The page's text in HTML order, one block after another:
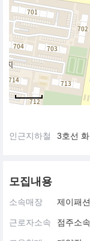
인근지하철 3호선
모집내용
소속매장 제이패
근로자소속 점주소속